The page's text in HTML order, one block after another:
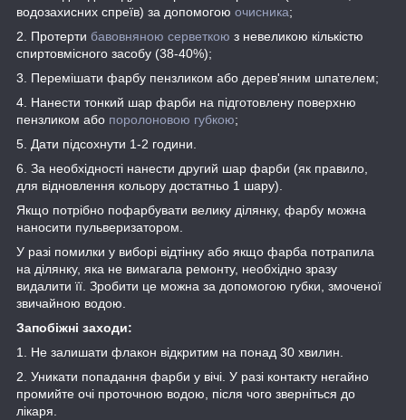
водозахисних спреїв) за допомогою очисника;
2. Протерти бавовняною серветкою з невеликою кількістю
спиртовмісного засобу (38-40%);
3. Перемішати фарбу пензликом або дерев'яним шпателем;
4. Нанести тонкий шар фарби на підготовлену поверхню
пензликом або поролоновою губкою;
5. Дати підсохнути 1-2 години.
6. За необхідності нанести другий шар фарби (як правило,
для відновлення кольору достатньо 1 шару).
Якщо потрібно пофарбувати велику ділянку, фарбу можна
наносити пульверизатором.
У разі помилки у виборі відтінку або якщо фарба потрапила
на ділянку, яка не вимагала ремонту, необхідно зразу
видалити її. Зробити це можна за допомогою губки, змоченої
звичайною водою.
Запобіжні заходи:
1. Не залишати флакон відкритим на понад 30 хвилин.
2. Уникати попадання фарби у вічі. У разі контакту негайно
промийте очі проточною водою, після чого зверніться до
лікаря.